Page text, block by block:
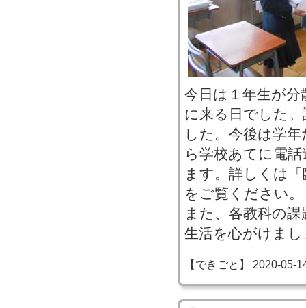
今日は１年生が
に来る日でした
した。今後は学
ら学校あてに電
ます。詳しくは
をご覧ください。
また、各教科の
生活を心がけま
【できごと】 2020-05-